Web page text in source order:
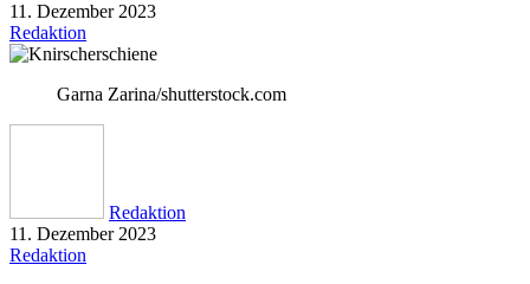
11. Dezember 2023
Redaktion
Garna Zarina/shutterstock.com
Redaktion
11. Dezember 2023
Redaktion